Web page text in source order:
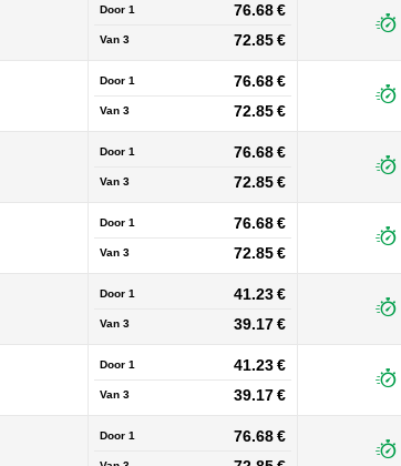
Door 1 76.68 €
Van 3 72.85 €
Door 1 76.68 €
Van 3 72.85 €
Door 1 76.68 €
Van 3 72.85 €
Door 1 76.68 €
Van 3 72.85 €
Door 1 41.23 €
Van 3 39.17 €
Door 1 41.23 €
Van 3 39.17 €
Door 1 76.68 €